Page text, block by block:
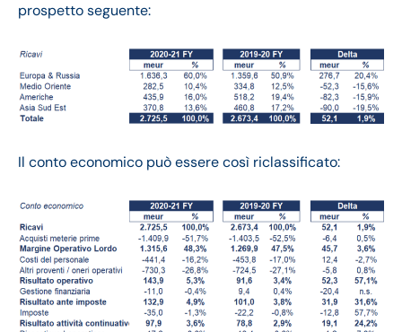
prospetto seguente:
Il conto economico può essere così riclassificato: